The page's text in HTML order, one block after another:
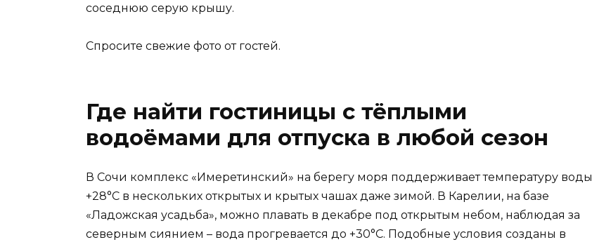
соседнюю серую крышу.
Спросите свежие фото от гостей.
Где найти гостиницы с тёплыми
водоёмами для отпуска в любой сезон
В Сочи комплекс «Имеретинский» на берегу моря поддерживает температуру воды
+28°C в нескольких открытых и крытых чашах даже зимой. В Карелии, на базе
«Ладожская усадьба», можно плавать в декабре под открытым небом, наблюдая за
северным сиянием – вода прогревается до +30°C. Подобные условия созданы в